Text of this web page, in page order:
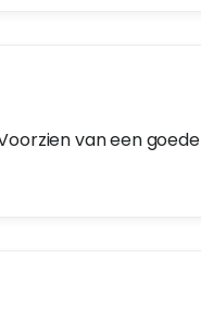
van een goede